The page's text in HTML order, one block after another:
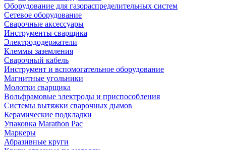
Оборудование для газораспределительных систем
Сетевое оборудование
Сварочные аксессуары
Инструменты сварщика
Электрододержатели
Клеммы заземления
Сварочный кабель
Инструмент и вспомогательное оборудование
Магнитные угольники
Молотки сварщика
Вольфрамовые электроды и приспособления
Системы вытяжки сварочных дымов
Керамические подкладки
Упаковка Marathon Pac
Маркеры
Абразивные круги